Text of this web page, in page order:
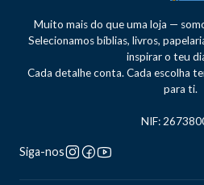
Muito mais do que uma loja —
Selecionamos bíblias, livros,
inspirar o teu
Cada detalhe conta. Cada escolha
para ti.
NIF:
Siga-nos